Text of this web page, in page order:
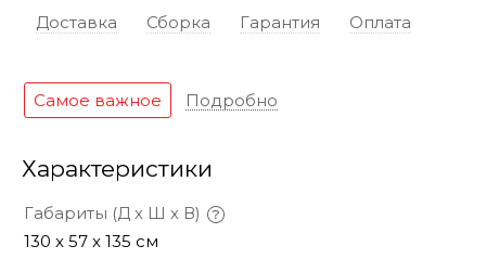
Доставка Сборка Гарантия Оплата
Самое важное Подробно
Характеристики
Габариты (Д х Ш х В)
130 x 57 x 135 см